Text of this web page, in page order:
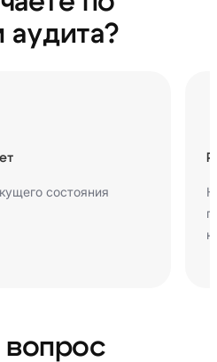
аудита?
состояния
вопрос